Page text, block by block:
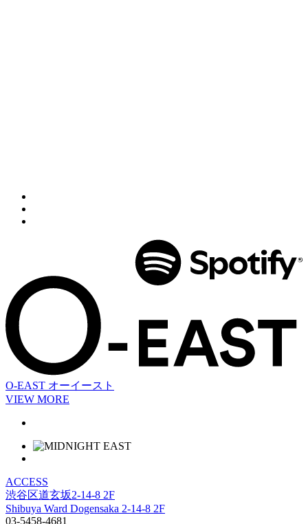
O-EAST オーイースト
VIEW MORE
ACCESS
渋谷区道玄坂2-14-8 2F
Shibuya Ward Dogensaka 2-14-8 2F
03-5458-4681